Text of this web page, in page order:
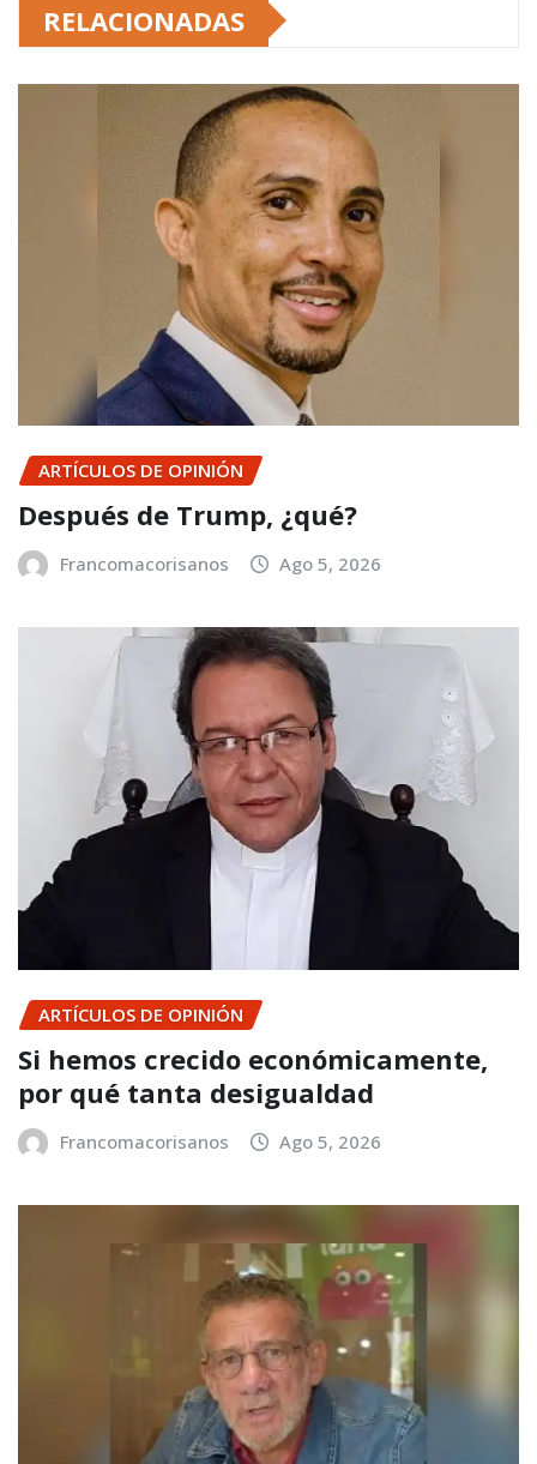
RELACIONADAS
ARTÍCULOS DE OPINIÓN
Después de Trump, ¿qué?
Francomacorisanos Ago 5, 2026
ARTÍCULOS DE OPINIÓN
Si hemos crecido económicamente,
por qué tanta desigualdad
Francomacorisanos Ago 5, 2026